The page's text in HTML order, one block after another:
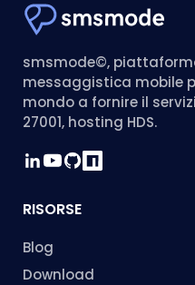
smsmode©,
messaggistica mobile
mondo a fornire il
27001, hosting HDS.
RISORSE
Blog
Download